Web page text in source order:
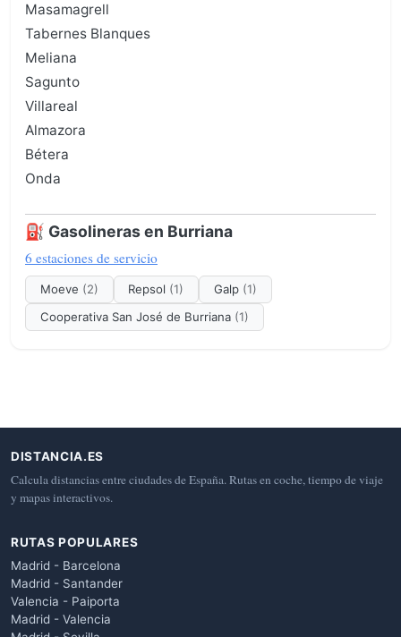
Masamagrell
Tabernes Blanques
Meliana
Sagunto
Villareal
Almazora
Bétera
Onda
⛽ Gasolineras en Burriana
6 estaciones de servicio
Moeve (2) Repsol (1) Galp (1)
Cooperativa San José de Burriana (1)
DISTANCIA.ES
Calcula distancias entre ciudades de España. Rutas en coche, tiempo de viaje
y mapas interactivos.
RUTAS POPULARES
Madrid - Barcelona
Madrid - Santander
Valencia - Paiporta
Madrid - Valencia